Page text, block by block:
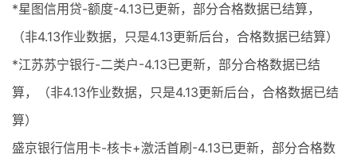
*星图信用贷-额度-4.13已更新，部分合格数据已结算，
（非4.13作业数据，只是4.13更新后台，合格数据已结算）
*江苏苏宁银行-二类户-4.13已更新，部分合格数据已结
算，（非4.13作业数据，只是4.13更新后台，合格数据已结
算）
盛京银行信用卡-核卡+激活首刷-4.13已更新，部分合格数